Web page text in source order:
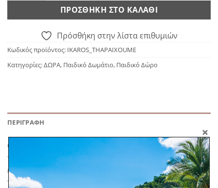
ΠΡΟΣΘΉΚΗ ΣΤΟ ΚΑΛΆΘΙ
Πρόσθήκη στην λίστα επιθυμιών
Κωδικός προϊόντος: IKAROS_THAPAIXOUME
Κατηγορίες:ΔΩΡΑ, Παιδικό Δωμάτιο, Παιδικό Δώρο
ΠΕΡΙΓΡΑΦΉ
Ο Πέδρο θα μπορούσε να περνάει όλη του τη μέρα
παίζοντας· με το τάμπλετ, το κινητό ή την κονσόλα,
εννοείται. Παρόλο που οι φίλοι του και η οικογένειά
του τον καλούν να διασκεδάσει και με άλλα παιχνίδια,